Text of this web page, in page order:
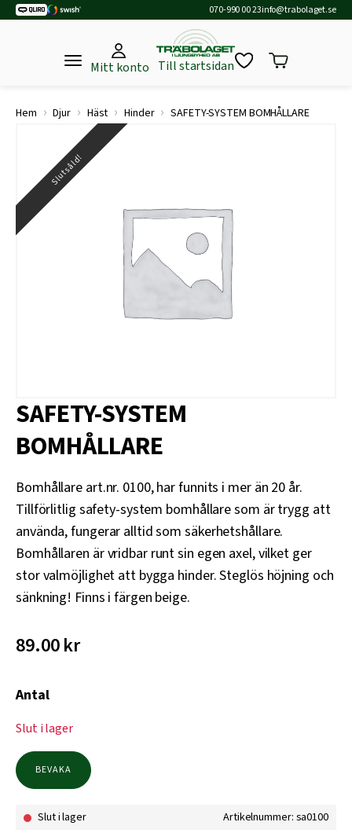
070-990 00 23info@trabolaget.se
Mitt konto Till startsidan
Hem › Djur › Häst › Hinder › SAFETY-SYSTEM BOMHÅLLARE
Slutsåld!
SAFETY-SYSTEM
BOMHÅLLARE
Bomhållare art.nr. 0100, har funnits i mer än 20 år.
Tillförlitlig safety-system bomhållare som är trygg att
använda, fungerar alltid som säkerhetshållare.
Bomhållaren är vridbar runt sin egen axel, vilket ger
stor valmöjlighet att bygga hinder. Steglös höjning och
sänkning! Finns i färgen beige.
89.00kr
Antal
Slut i lager
BEVAKA
Slut i lager Artikelnummer: sa0100